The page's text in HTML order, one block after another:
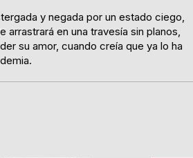
y negada por un estado ciego,
en una travesía sin planos,
su amor, cuando creía que ya lo ha